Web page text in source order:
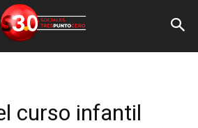
curso infantil